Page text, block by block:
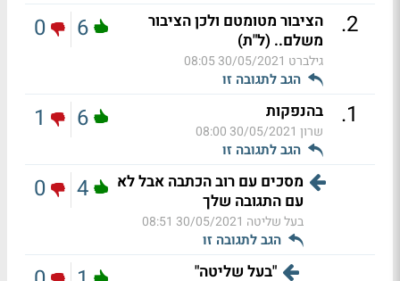
2
.
הציבור מטומטם ולכן הציבור
משלם.. (ל"ת)
גילברט 30/05/2021 08:05
הגב לתגובה זו
6
0
1
. בהנפקות
שרון 30/05/2021 08:00
הגב לתגובה זו
6
1
מסכים עם רוב הכתבה אבל לא
עם התגובה שלך
בעל שליטה 30/05/2021 08:51
הגב לתגובה זו
4
0
"בעל שליטה"